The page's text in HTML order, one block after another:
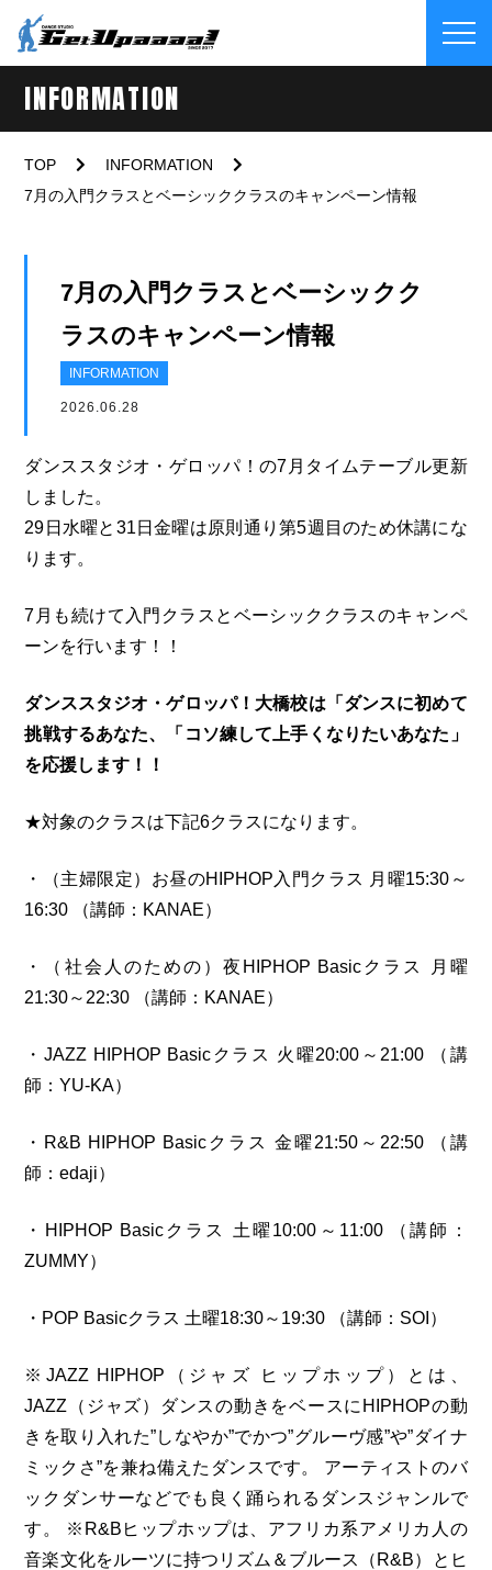
INFORMATION
TOP
INFORMATION
7月の入門クラスとベーシッククラスのキャンペーン情報
7月の入門クラスとベーシックク
ラスのキャンペーン情報
INFORMATION
2026.06.28
ダンススタジオ・ゲロッパ！の7月タイムテーブル更新
しました。
29日水曜と31日金曜は原則通り第5週目のため休講にな
ります。
7月も続けて入門クラスとベーシッククラスのキャンペ
ーンを行います！！
ダンススタジオ・ゲロッパ！大橋校は「ダンスに初めて
挑戦するあなた、「コソ練して上手くなりたいあなた」
を応援します！！
★対象のクラスは下記6クラスになります。
・（主婦限定）お昼のHIPHOP入門クラス 月曜15:30～
16:30 （講師：KANAE）
・（社会人のための）夜HIPHOP Basicクラス 月曜
21:30～22:30 （講師：KANAE）
・JAZZ HIPHOP Basicクラス 火曜20:00～21:00 （講
師：YU-KA）
・R&B HIPHOP Basicクラス 金曜21:50～22:50 （講
師：edaji）
・HIPHOP Basicクラス 土曜10:00～11:00 （講師：
ZUMMY）
・POP Basicクラス 土曜18:30～19:30 （講師：SOI）
※JAZZ HIPHOP（ジャズ ヒップホップ）とは、
JAZZ（ジャズ）ダンスの動きをベースにHIPHOPの動
きを取り入れた”しなやか”でかつ”グルーヴ感”や”ダイナ
ミックさ”を兼ね備えたダンスです。 アーティストのバ
ックダンサーなどでも良く踊られるダンスジャンルで
す。 ※R&Bヒップホップは、アフリカ系アメリカ人の
音楽文化をルーツに持つリズム＆ブルース（R&B）とヒ